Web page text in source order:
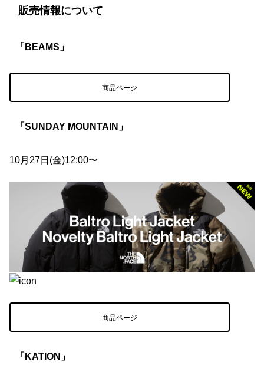
販売情報について
「BEAMS」
商品ページ
「SUNDAY MOUNTAIN」
10月27日(金)12:00〜
商品ページ
「KATION」